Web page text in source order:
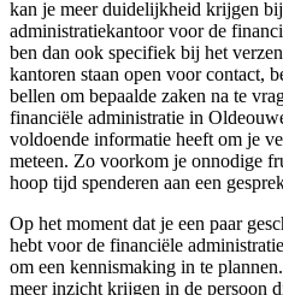
kan je meer duidelijkheid krijgen
administratiekantoor voor de
ben dan ook specifiek bij het
kantoren staan open voor contact,
bellen om bepaalde zaken na te
financiële administratie in
voldoende informatie heeft om je
meteen. Zo voorkom je onnodige
hoop tijd spenderen aan een
Op het moment dat je een paar
hebt voor de financiële
om een kennismaking in te
meer inzicht krijgen in de persoon